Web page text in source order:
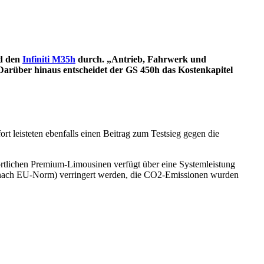
den Infiniti M35h durch. „Antrieb, Fahrwerk und
hinaus entscheidet der GS 450h das Kostenkapitel
leisteten ebenfalls einen Beitrag zum Testsieg gegen die
Premium-Limousinen verfügt über eine Systemleistung
EU-Norm) verringert werden, die CO2-Emissionen wurden